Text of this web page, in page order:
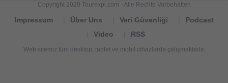
Copyright 2020 Tourexpi.com - Alle Rechte Vorbehalten
Impressum Über Uns Veri Güvenliği
Podcast
Video
RSS
Web sitemiz tüm desktop, tablet ve mobil cihazlarda çalışmaktadır.